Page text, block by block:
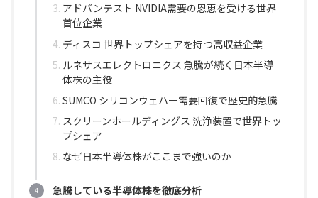
アドバンテスト NVIDIA需要の恩恵を受ける世界
首位企業
ディスコ 世界トップシェアを持つ高収益企業
ルネサスエレクトロニクス 急騰が続く日本半導
体株の主役
SUMCO シリコンウェハー需要回復で歴史的急騰
スクリーンホールディングス 洗浄装置で世界トッ
プシェア
なぜ日本半導体株がここまで強いのか
急騰している半導体株を徹底分析